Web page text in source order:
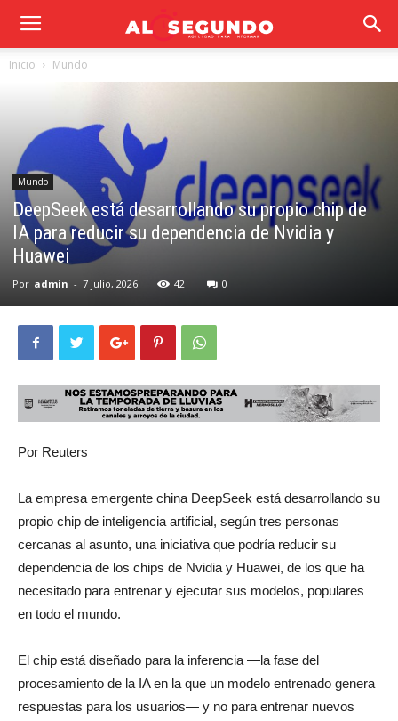
Inicio Mundo
Mundo
DeepSeek está desarrollando su propio chip de
IA para reducir su dependencia de Nvidia y
Huawei
Por admin - 7 julio, 2026 42 0
Por Reuters
La empresa emergente china ⁠DeepSeek está desarrollando su
propio chip de inteligencia artificial, según tres personas
cercanas al ⁠asunto, una iniciativa que podría reducir su
dependencia de los chips de Nvidia y Huawei, de los que ha
necesitado para entrenar y ejecutar sus modelos, populares
en todo el mundo.
El chip está ⁠diseñado para la inferencia —la fase del
procesamiento de ⁠la IA en la que un modelo entrenado genera
respuestas para los usuarios— y no para entrenar nuevos